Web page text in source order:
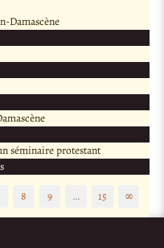
Damascène
séminaire protestant
8 9 … 15 ∞